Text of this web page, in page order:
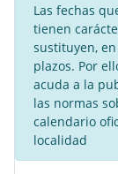
Las fechas
tienen
sustituyen,
plazos. Por
acuda a la
las normas
calendario
localidad